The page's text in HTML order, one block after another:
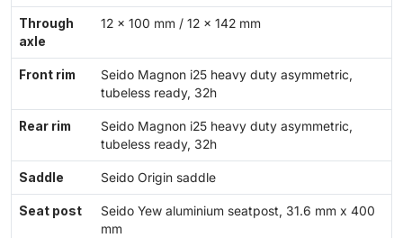
Through
axle
12 x 100 mm / 12 x 142 mm
Front rim
Seido Magnon i25 heavy duty asymmetric,
tubeless ready, 32h
Rear rim
Seido Magnon i25 heavy duty asymmetric,
tubeless ready, 32h
Saddle Seido Origin saddle
Seat post
Seido Yew aluminium seatpost, 31.6 mm x 400
mm